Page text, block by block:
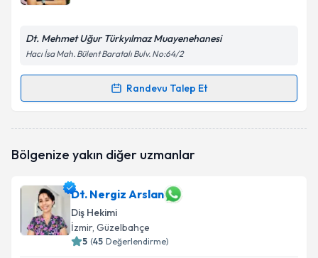
Dt. Mehmet Uğur Türkyılmaz Muayenehanesi
Hacı İsa Mah. Bülent Baratalı Bulv. No:64/2
Randevu Talep Et
Randevu Takvimi Talebi
talebi oluşturun. Size bu uzmandan randevu almanız
bilgilendireceğiz.
E-posta Adresiniz
Bölgenize yakın diğer uzmanlar
Dt. Nergiz Arslan
Diş Hekimi
İzmir, Güzelbahçe
5 (45 Değerlendirme)